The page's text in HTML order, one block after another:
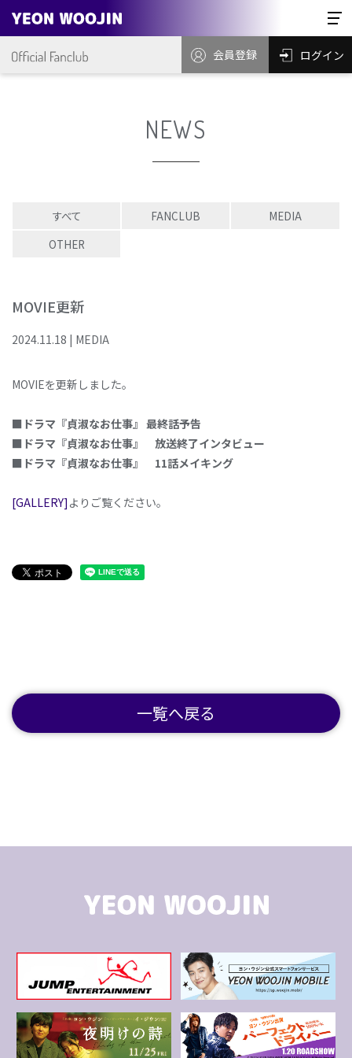
会員登録 ログイン
NEWS
すべて FANCLUB
MEDIA
OTHER
MOVIE更新
2024.11.18 | MEDIA
MOVIEを更新しました。
■ドラマ『貞淑なお仕事』 最終話予告
■ドラマ『貞淑なお仕事』 放送終了インタビュー
■ドラマ『貞淑なお仕事』 11話メイキング
[GALLERY] よりご覧ください。
一覧へ戻る